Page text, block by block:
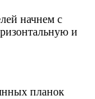
начнем с
и
планок